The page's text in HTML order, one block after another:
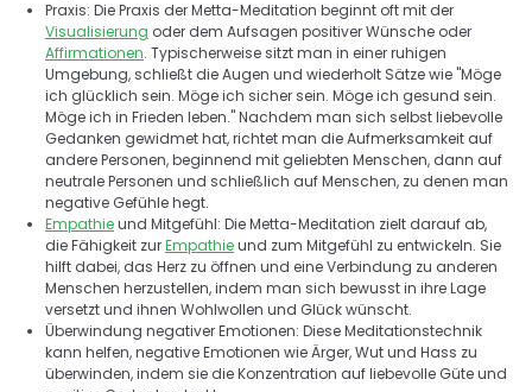
Visualisierung
Affirmationen. Typischerweise sitzt man in einer ruhigen
Umgebung, schließt die Augen und wiederholt Sätze wie "Möge
ich glücklich sein. Möge ich sicher sein. Möge ich gesund sein.
Möge ich in Frieden leben." Nachdem man sich selbst liebevolle
Gedanken gewidmet hat, richtet man die Aufmerksamkeit auf
andere Personen, beginnend mit geliebten Menschen, dann auf
neutrale Personen und schließlich auf Menschen, zu denen man
negative Gefühle hegt.
Empathie und Mitgefühl: Die Metta-Meditation zielt darauf ab,
die Fähigkeit zur Empathie und zum Mitgefühl zu entwickeln. Sie
hilft dabei, das Herz zu öffnen und eine Verbindung zu anderen
Menschen herzustellen, indem man sich bewusst in ihre Lage
versetzt und ihnen Wohlwollen und Glück wünscht.
Überwindung negativer Emotionen: Diese Meditationstechnik
kann helfen, negative Emotionen wie Ärger, Wut und Hass zu
überwinden, indem sie die Konzentration auf liebevolle Güte und